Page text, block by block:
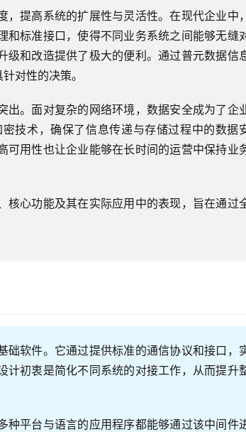
，提高系统的扩展性与灵活性。在现代企业中
和标准接口，使得不同业务系统之间能够无缝
级和改造提供了极大的便利。通过普元数据信
对性的决策。
出。面对复杂的网络环境，数据安全成为了企
技术，确保了信息传递与存储过程中的数据
可用性也让企业能够在长时间的运营中保持业
核心功能及其在实际应用中的表现，旨在通过
础软件。它通过提供标准的通信协议和接口，
计初衷是简化不同系统的对接工作，从而提升
种平台与语言的应用程序都能够通过该中间件